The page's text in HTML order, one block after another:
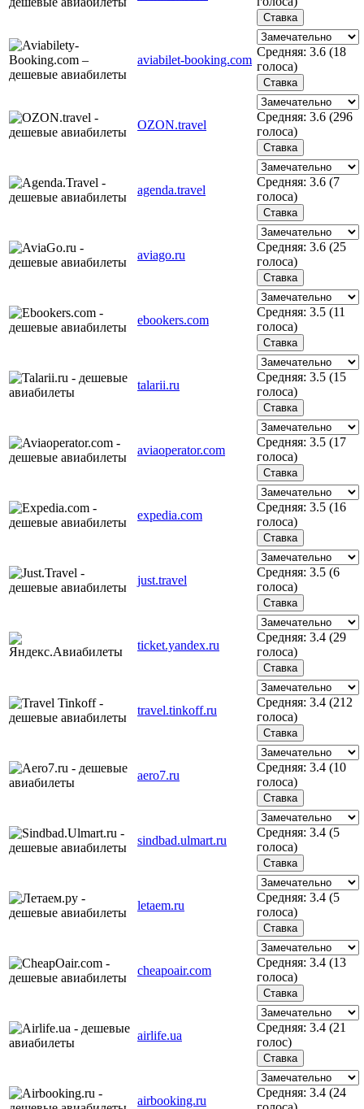
aviabilet-booking.com
Средняя: 3.6 (18
голоса)
OZON.travel
Средняя: 3.6 (296
голоса)
agenda.travel
Средняя: 3.6 (7
голоса)
aviago.ru
Средняя: 3.6 (25
голоса)
ebookers.com
Средняя: 3.5 (11
голоса)
talarii.ru
Средняя: 3.5 (15
голоса)
aviaoperator.com
Средняя: 3.5 (17
голоса)
expedia.com
Средняя: 3.5 (16
голоса)
just.travel
Средняя: 3.5 (6
голоса)
ticket.yandex.ru
Средняя: 3.4 (29
голоса)
travel.tinkoff.ru
Средняя: 3.4 (212
голоса)
aero7.ru
Средняя: 3.4 (10
голоса)
sindbad.ulmart.ru
Средняя: 3.4 (5
голоса)
letaem.ru
Средняя: 3.4 (5
голоса)
cheapoair.com
Средняя: 3.4 (13
голоса)
airlife.ua
Средняя: 3.4 (21
голос)
airbooking.ru
Средняя: 3.4 (24